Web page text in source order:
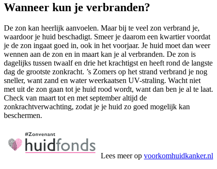
Wanneer kun je verbranden?
De zon kan heerlijk aanvoelen. Maar bij te veel zon verbrand je,
waardoor je huid beschadigt. Smeer je daarom een kwartier voordat
je de zon ingaat goed in, ook in het voorjaar. Je huid moet dan weer
wennen aan de zon en in maart kan je al verbranden. De zon is
dagelijks tussen twaalf en drie het krachtigst en heeft rond de langste
dag de grootste zonkracht. ’s Zomers op het strand verbrand je nog
sneller, want zand en water weerkaatsen UV-straling. Wacht niet
met uit de zon gaan tot je huid rood wordt, want dan ben je al te laat.
Check van maart tot en met september altijd de
zonkrachtverwachting, zodat je je huid zo goed mogelijk kan
beschermen.
Lees meer op voorkomhuidkanker.nl